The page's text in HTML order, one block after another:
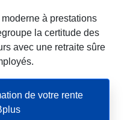
à prestations
la certitude des
avec une retraite sûre
de votre rente